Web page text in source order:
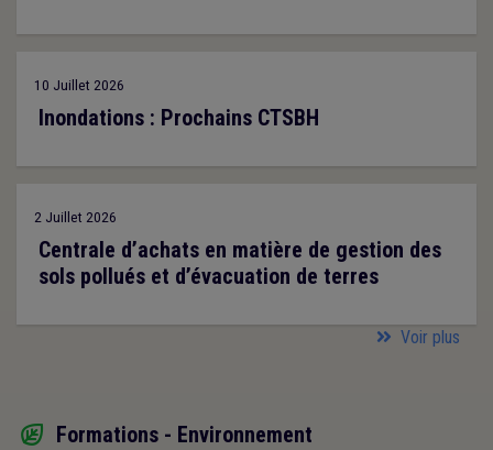
10 Juillet 2026
Inondations : Prochains CTSBH
2 Juillet 2026
Centrale d’achats en matière de gestion des
sols pollués et d’évacuation de terres
Voir plus
 Formations - Environnement